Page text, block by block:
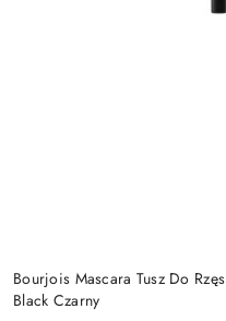
Bourjois Mascara Tusz Do
Black Czarny